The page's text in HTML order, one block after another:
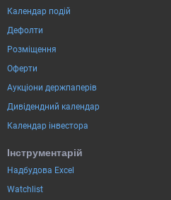
Календар подій
Дефолти
Розміщення
Оферти
Аукціони держпаперів
Дивідендний календар
Календар інвестора
Інструментарій
Надбудова Excel
Watchlist